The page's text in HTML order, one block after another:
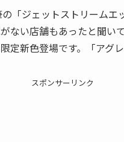
「ジェットストリームエ
ない店舗もあったと聞いて
定新色登場です。「アグ
スポンサーリンク